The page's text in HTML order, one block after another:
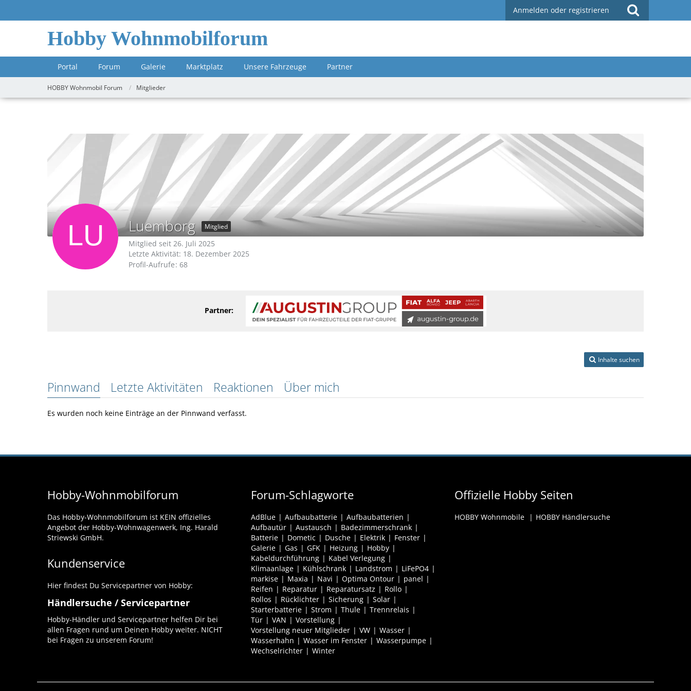
Anmelden oder registrieren
Hobby Wohnmobilforum
Portal Forum Galerie Marktplatz Unsere Fahrzeuge Partner
HOBBY Wohnmobil Forum Mitglieder
Luemborg Mitglied
Mitglied seit 26. Juli 2025
Letzte Aktivität: 18. Dezember 2025
Profil-Aufrufe 68
Partner:
Inhalte suchen
Pinnwand Letzte Aktivitäten Reaktionen Über mich
Es wurden noch keine Einträge an der Pinnwand verfasst.
Hobby-Wohnmobilforum
Das Hobby-Wohnmobilforum ist KEIN offizielles
Angebot der Hobby-Wohnwagenwerk, Ing. Harald
Striewski GmbH.
Kundenservice
Hier findest Du Servicepartner von Hobby:
Händlersuche / Servicepartner
Hobby-Händler und Servicepartner helfen Dir bei
allen Fragen rund um Deinen Hobby weiter. NICHT
bei Fragen zu unserem Forum!
Forum-Schlagworte
AdBlue Aufbaubatterie
Aufbaubatterien
Aufbautür
Austausch
Badezimmerschrank
Batterie
Dometic Dusche Elektrik
Fenster
Galerie
Gas GFK Heizung
Hobby
Kabeldurchführung
Kabel Verlegung
Klimaanlage
Kühlschrank Landstrom
LiFePO4
markise
Maxia Navi Optima Ontour
panel
Reifen
Reparatur Reparatursatz
Rollo
Rollos
Rücklichter Sicherung
Solar
Starterbatterie
Strom Thule
Trennrelais
Tür
VAN
Vorstellung
Vorstellung neuer Mitglieder
VW
Wasser
Wasserhahn
Wasser im Fenster
Wasserpumpe
Wechselrichter
Winter
Offizielle Hobby Seiten
HOBBY Wohnmobile HOBBY Händlersuche